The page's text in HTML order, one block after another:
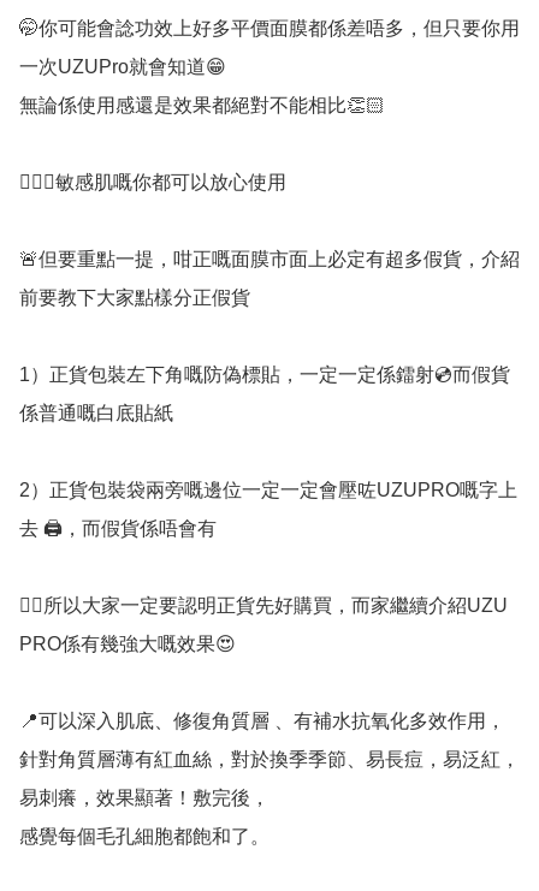
🤭你可能會諗功效上好多平價面膜都係差唔多，但只要你用
一次UZUPro就會知道😁
無論係使用感還是效果都絕對不能相比👏🏻
🙋🏻‍♀️敏感肌嘅你都可以放心使用
🚨但要重點一提，咁正嘅面膜市面上必定有超多假貨，介紹
前要教下大家點樣分正假貨
1）正貨包裝左下角嘅防偽標貼，一定一定係鐳射💿而假貨
係普通嘅白底貼紙
2）正貨包裝袋兩旁嘅邊位一定一定會壓咗UZUPRO嘅字上
去 🖨️，而假貨係唔會有
👉🏻所以大家一定要認明正貨先好購買，而家繼續介紹UZU
PRO係有幾強大嘅效果😍
📍可以深‮肌入‬底、修‮層質角復‬ 、有補水抗氧‮作效多化‬用，
針‮質角對‬層薄有‮血紅‬絲，對於換季季節、易長痘，易泛紅，
易刺癢，效果顯著！敷‮後完‬，
感覺每‮細孔毛個‬胞都飽和了。